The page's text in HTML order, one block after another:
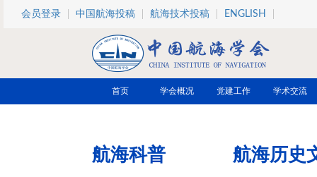
跳转到主要内容
会员登录 中国航海投稿 航海技术投稿 ENGLISH
首页 学会概况 党建工作 学术交流
航海科普 航海历史